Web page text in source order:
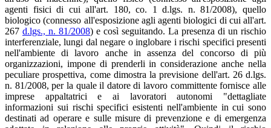
agenti fisici di cui all'art. 180, co. 1 d.lgs. n. 81/2008), quello
biologico (connesso all'esposizione agli agenti biologici di cui all'art.
267 d.lgs., n. 81/2008) e così seguitando. La presenza di un rischio
interferenziale, lungi dal negare o inglobare i rischi specifici presenti
nell'ambiente di lavoro anche in assenza del concorso di più
organizzazioni, impone di prenderli in considerazione anche nella
peculiare prospettiva, come dimostra la previsione dell'art. 26 d.lgs.
n. 81/2008, per la quale il datore di lavoro committente fornisce alle
imprese appaltatrici e ai lavoratori autonomi "dettagliate
informazioni sui rischi specifici esistenti nell'ambiente in cui sono
destinati ad operare e sulle misure di prevenzione e di emergenza